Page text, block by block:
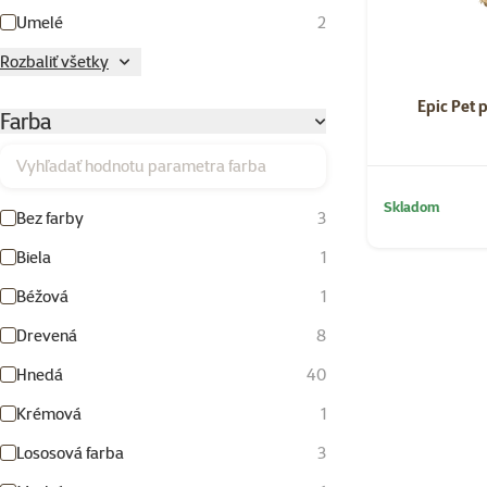
Umelé
2
Rozbaliť všetky
Farba
Vyhľadať hodnotu parametra farba
Bez farby
3
Biela
1
Béžová
1
Drevená
8
Hnedá
40
Krémová
1
Lososová farba
3
Epic Pet
Skladom